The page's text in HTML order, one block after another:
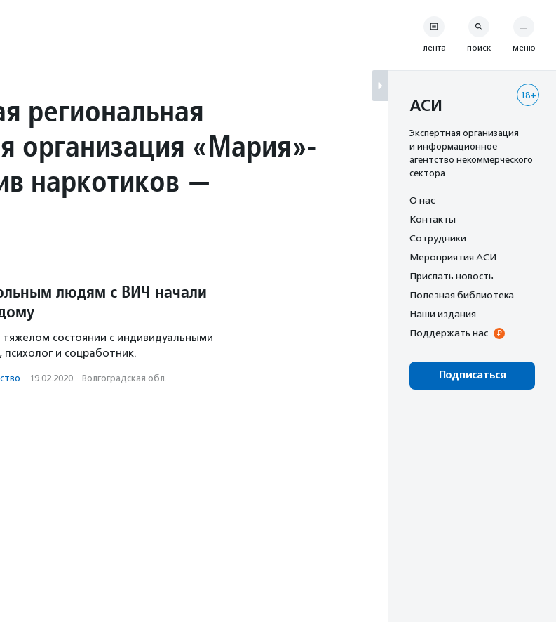
региональная
организация «Мария»-
наркотиков —
людям с ВИЧ начали
состоянии с индивидуальными
и соцработник.
· 19.02.2020 · Волгоградская обл.
лента поиск меню
18+
АСИ
Экспертная организация
и информационное
агентство некоммерческого
сектора
О нас
Контакты
Сотрудники
Мероприятия АСИ
Прислать новость
Полезная библиотека
Наши издания
Поддержать нас
Подписаться